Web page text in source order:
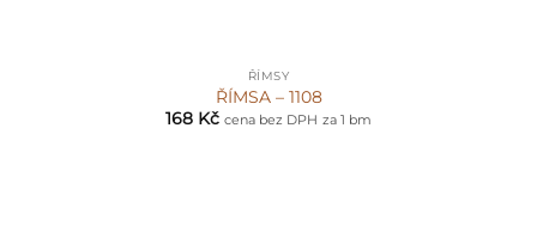
ŘÍMSY
ŘÍMSA – 1108
168 Kč cena bez DPH za 1 bm